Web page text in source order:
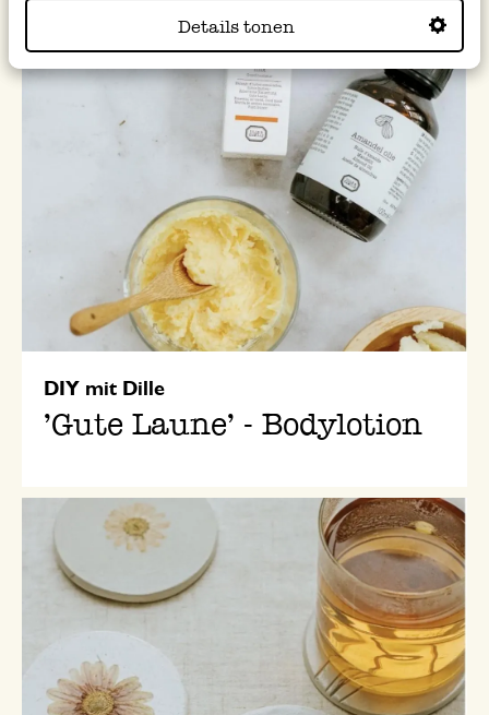
Details tonen
DIY mit Dille
'Gute Laune' - Bodylotion